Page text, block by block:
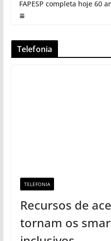
FAPESP completa hoje 60
Telefonia
TELEFONIA
Recursos de
tornam os